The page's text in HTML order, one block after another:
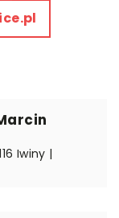
Iwiny |